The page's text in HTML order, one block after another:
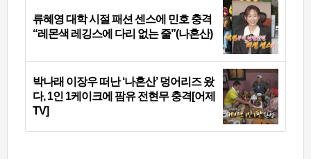
류혜영 대학 시절 패션 센스에 민호 충격
“레몬색 레깅스에 다리 없는 줄”(나혼산)
박나래 이장우 떠난 ‘나혼산’ 덩어리즈 왔
다, 1인 1케이크에 팜유 전현무 충격[어제
TV]